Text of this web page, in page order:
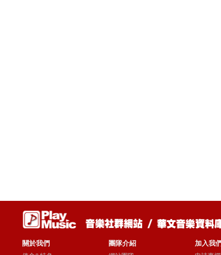
關於我們
團隊介紹
加入我